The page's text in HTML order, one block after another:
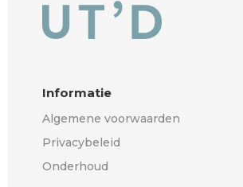
Informatie
Algemene voorwaarden
Privacybeleid
Onderhoud